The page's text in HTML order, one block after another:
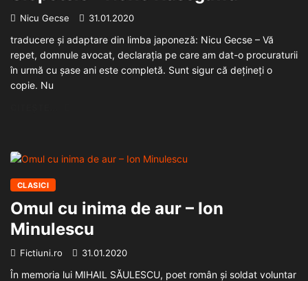
Nicu Gecse 31.01.2020
traducere și adaptare din limba japoneză: Nicu Gecse – Vă
repet, domnule avocat, declarația pe care am dat-o procuraturii
în urmă cu șase ani este completă. Sunt sigur că dețineți o
copie. Nu
CLASICI
Omul cu inima de aur – Ion
Minulescu
Fictiuni.ro 31.01.2020
În memoria lui MIHAIL SĂULESCU, poet român și soldat voluntar